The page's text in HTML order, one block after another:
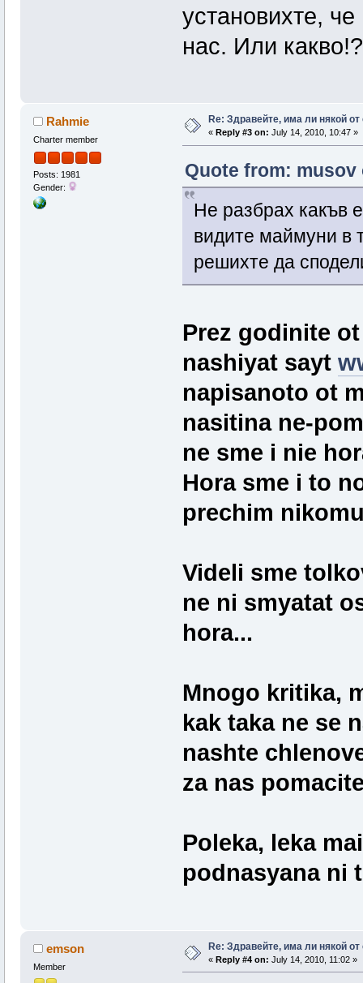
установихте,
нас. Или какво!?
Rahmie
Charter member
Posts: 1981
Gender:
Re: Здравейте, има ли някой
« Reply #3 on: July 14, 2010, 10:47 »
Quote from: musov
Не разбрах какъв
видите маймуни в
решихте да
Prez godinite
nashiyat sayt
napisanoto ot
nasitina ne-
ne sme i nie
Hora sme i to
prechim
Videli sme
ne ni smyatat
hora...
Mnogo kritika,
kak taka ne se
nashte
za nas
Poleka, leka
podnasyana ni
emson
Member
Re: Здравейте, има ли някой
« Reply #4 on: July 14, 2010, 11:02 »